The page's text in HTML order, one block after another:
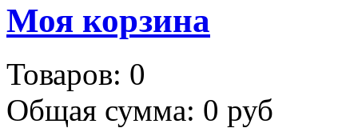
Моя корзина
Товаров: 0
Общая сумма: 0 руб